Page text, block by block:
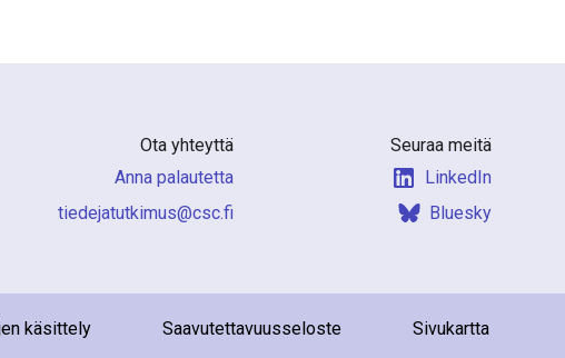
Ota yhteyttä
Anna palautetta
if.csc@sumiktutajedeit
Seuraa meitä
LinkedIn
Bluesky
käsittely Saavutettavuusseloste Sivukartta